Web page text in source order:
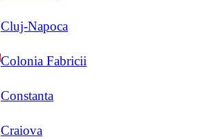
Cluj-Napoca
Colonia Fabricii
Constanta
Craiova